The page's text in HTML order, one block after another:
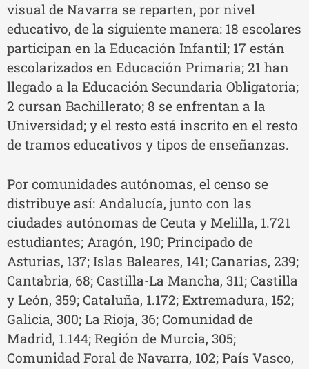
visual de Navarra se reparten, por nivel
educativo, de la siguiente manera: 18 escolares
participan en la Educación Infantil; 17 están
escolarizados en Educación Primaria; 21 han
llegado a la Educación Secundaria Obligatoria;
2 cursan Bachillerato; 8 se enfrentan a la
Universidad; y el resto está inscrito en el resto
de tramos educativos y tipos de enseñanzas.
Por comunidades autónomas, el censo se
distribuye así: Andalucía, junto con las
ciudades autónomas de Ceuta y Melilla, 1.721
estudiantes; Aragón, 190; Principado de
Asturias, 137; Islas Baleares, 141; Canarias, 239;
Cantabria, 68; Castilla-La Mancha, 311; Castilla
y León, 359; Cataluña, 1.172; Extremadura, 152;
Galicia, 300; La Rioja, 36; Comunidad de
Madrid, 1.144; Región de Murcia, 305;
Comunidad Foral de Navarra, 102; País Vasco,